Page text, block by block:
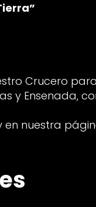
Crucero para
y Ensenada,
en nuestra